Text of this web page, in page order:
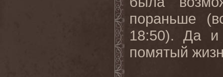
пораньше
18:50). Да
помятый